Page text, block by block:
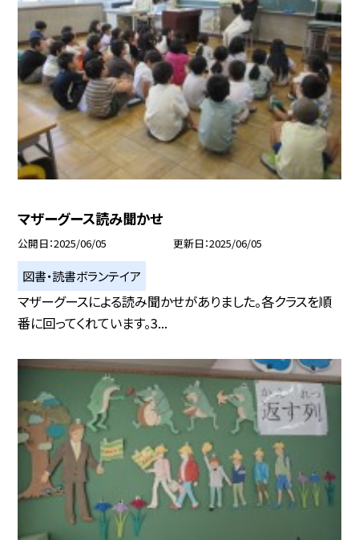
マザーグース読み聞かせ
公開日 2025/06/05 更新日 2025/06/05
図書・読書ボランテイア
マザーグースによる読み聞かせがありました。各クラスを順
番に回ってくれています。3...